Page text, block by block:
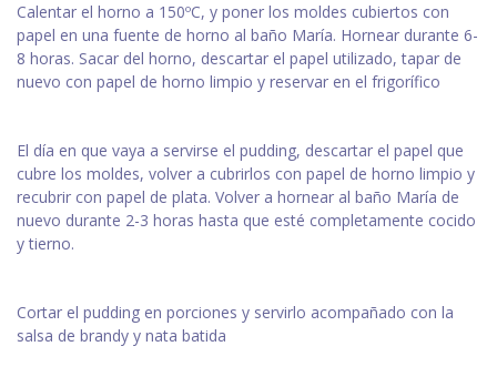
Calentar el horno a 150ºC, y poner los moldes cubiertos con
papel en una fuente de horno al baño María. Hornear durante 6-
8 horas. Sacar del horno, descartar el papel utilizado, tapar de
nuevo con papel de horno limpio y reservar en el frigorífico
El día en que vaya a servirse el pudding, descartar el papel que
cubre los moldes, volver a cubrirlos con papel de horno limpio y
recubrir con papel de plata. Volver a hornear al baño María de
nuevo durante 2-3 horas hasta que esté completamente cocido
y tierno.
Cortar el pudding en porciones y servirlo acompañado con la
salsa de brandy y nata batida